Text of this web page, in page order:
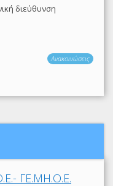
διεύθυνση
Ανακοινώσεις
ΓΕ.ΜΗ.Ο.Ε.